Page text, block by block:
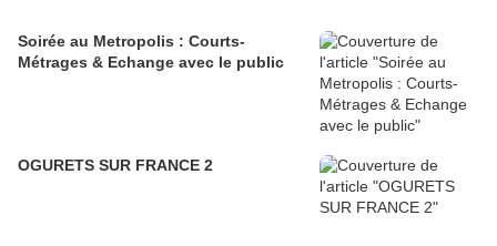
Soirée au Metropolis : Courts-
Métrages & Echange avec le public
OGURETS SUR FRANCE 2